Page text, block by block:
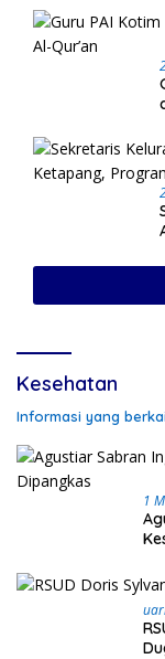
Kesehatan
Informasi yang
1